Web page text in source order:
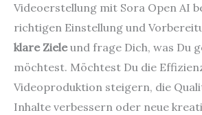
Videoerstellung mit Sora Open AI
richtigen Einstellung und
klare Zieleund frage Dich, was Du
möchtest. Möchtest Du die
Videoproduktion steigern, die
Inhalte verbessern oder neue